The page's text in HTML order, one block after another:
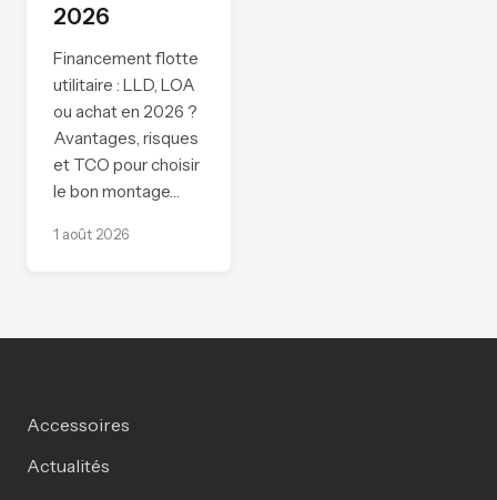
2026
Financement flotte
utilitaire : LLD, LOA
ou achat en 2026 ?
Avantages, risques
et TCO pour choisir
le bon montage…
1 août 2026
Accessoires
Actualités